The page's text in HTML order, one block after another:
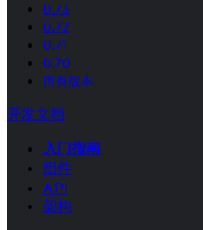
0.73
0.72
0.71
0.70
所有版本
开发文档
入门指南
组件
API
架构